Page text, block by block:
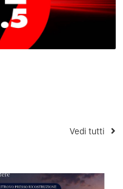
Vedi tutti